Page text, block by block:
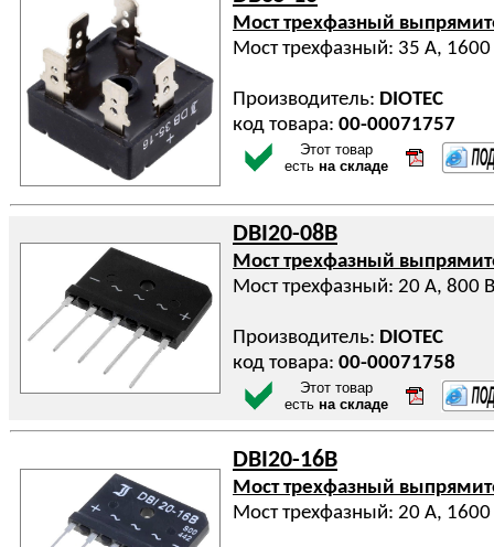
Мост трехфазный
Мост трехфазный: 35 А, 1600
Производитель: DIOTEC
код товара: 00-00071757
Этот товар
есть на складе
DBI20-08B
Мост трехфазный
Мост трехфазный: 20 А, 800 В
Производитель: DIOTEC
код товара: 00-00071758
Этот товар
есть на складе
DBI20-16B
Мост трехфазный
Мост трехфазный: 20 А, 1600